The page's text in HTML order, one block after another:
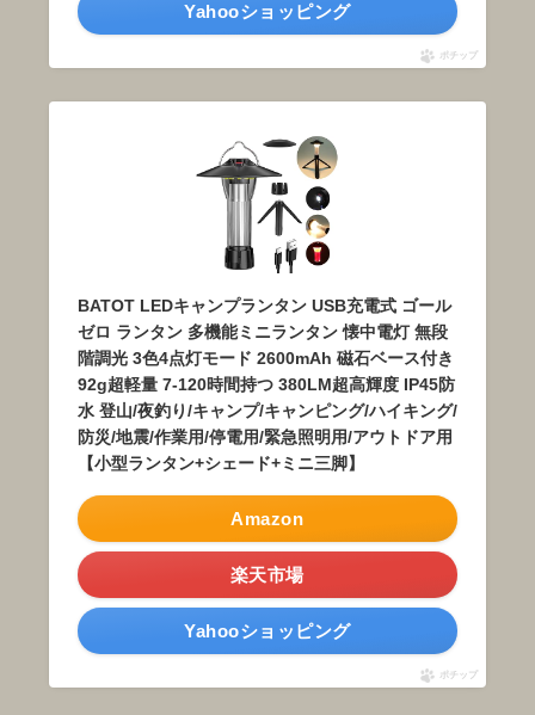
Yahooショッピング
ポチップ
BATOT LEDキャンプランタン USB充電式 ゴール
ゼロ ランタン 多機能ミニランタン 懐中電灯 無段
階調光 3色4点灯モード 2600mAh 磁石ベース付き
92g超軽量 7-120時間持つ 380LM超高輝度 IP45防
水 登山/夜釣り/キャンプ/キャンピング/ハイキング/
防災/地震/作業用/停電用/緊急照明用/アウトドア用
【小型ランタン+シェード+ミニ三脚】
Amazon
楽天市場
Yahooショッピング
ポチップ